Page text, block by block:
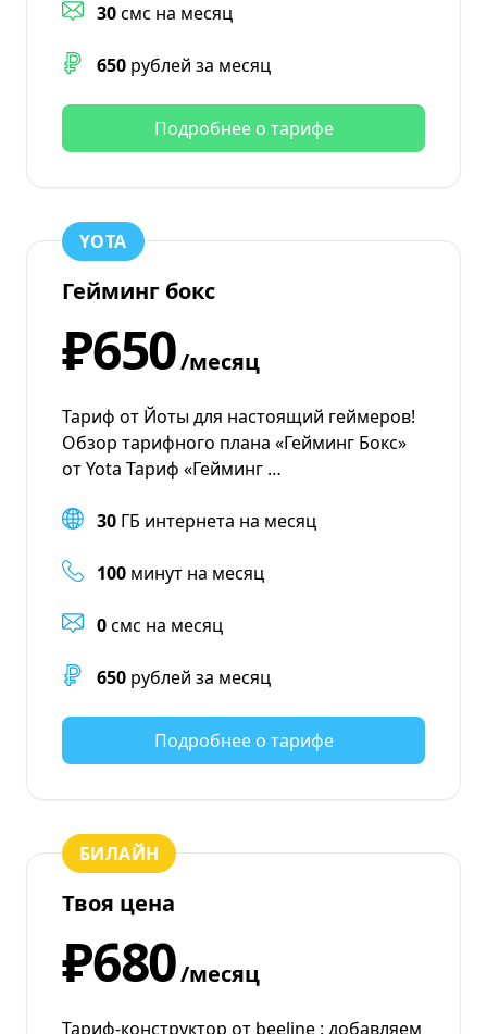
30смс на месяц
650 рублей за месяц
Подробнее о тарифе
YOTA
Гейминг бокс
₽650/месяц
Тариф от Йоты для настоящий геймеров!
Обзор тарифного плана «Гейминг Бокс»
от Yota Тариф «Гейминг …
30 ГБ интернета на месяц
100 минут на месяц
0смс на месяц
650 рублей за месяц
Подробнее о тарифе
БИЛАЙН
Твоя цена
₽680/месяц
Тариф-конструктор от beeline : добавляем